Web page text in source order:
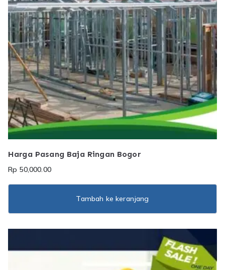
Harga Pasang Baja Ringan Bogor
Rp 50,000.00
Tambah ke keranjang